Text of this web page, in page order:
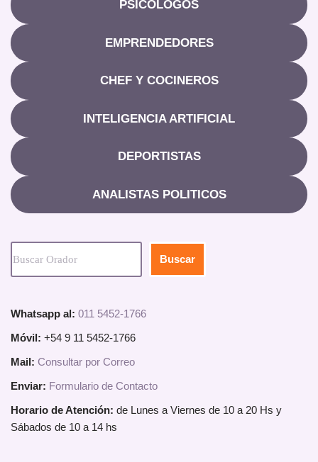
PSICOLOGOS
EMPRENDEDORES
CHEF Y COCINEROS
INTELIGENCIA ARTIFICIAL
DEPORTISTAS
ANALISTAS POLITICOS
Buscar
Whatsapp al: 011 5452-1766
Móvil: +54 9 11 5452-1766
Mail: Consultar por Correo
Enviar: Formulario de Contacto
Horario de Atención: de Lunes a Viernes de 10 a 20 Hs y
Sábados de 10 a 14 hs